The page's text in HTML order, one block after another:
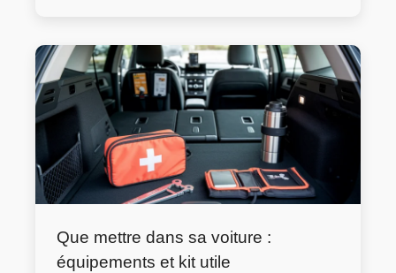
Que mettre dans sa voiture :
équipements et kit utile